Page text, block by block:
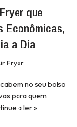
que
Econômicas,
a Dia
Fryer
no seu bolso
para quem
a ler »